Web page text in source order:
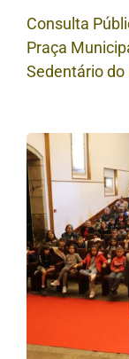
Consulta
Praça
Sedentário